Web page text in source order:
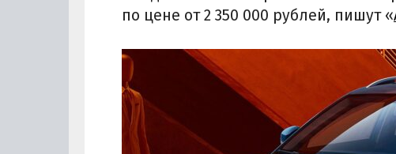
по цене от 2 350 000 рублей, пишут «